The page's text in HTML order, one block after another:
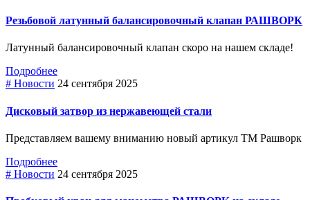
Резьбовой латунный балансировочный клапан РАШВОРК
Латунный балансировочный клапан скоро на нашем складе!
Подробнее
# Новости 24 сентября 2025
Дисковый затвор из нержавеющей стали
Представляем вашему вниманию новый артикул ТМ Рашворк
Подробнее
# Новости 24 сентября 2025